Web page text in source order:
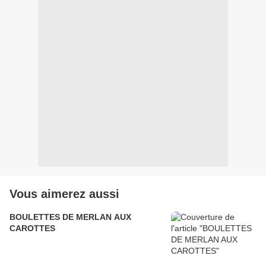
Vous aimerez aussi
BOULETTES DE MERLAN AUX
CAROTTES